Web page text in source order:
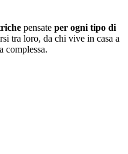
pensate per ogni tipo di
tra loro, da chi vive in casa a
complessa.